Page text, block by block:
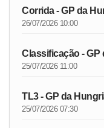
Corrida - GP da
26/07/2026 10:00
Classificação - GP
25/07/2026 11:00
TL3 - GP da
25/07/2026 07:30